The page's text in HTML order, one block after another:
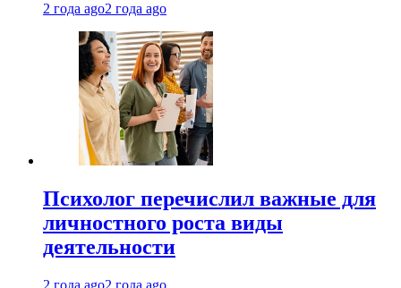
2 года ago2 года ago
Психолог перечислил важные для
личностного роста виды
деятельности